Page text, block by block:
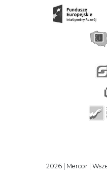
2026 | Mercor |